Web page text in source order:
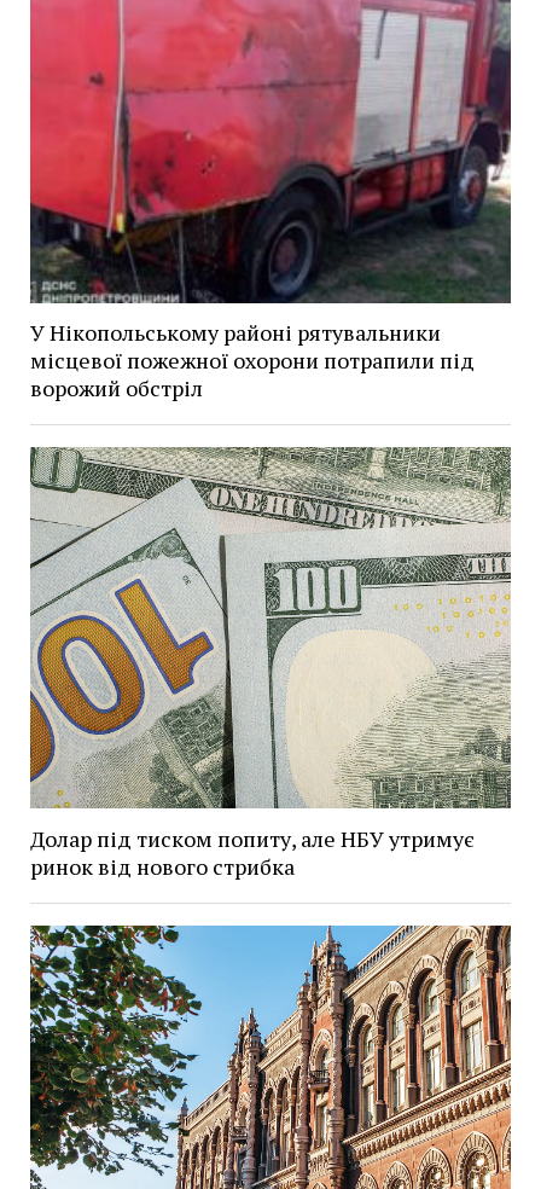
У Нікопольському районі рятувальники
місцевої пожежної охорони потрапили під
ворожий обстріл
Долар під тиском попиту, але НБУ утримує
ринок від нового стрибка